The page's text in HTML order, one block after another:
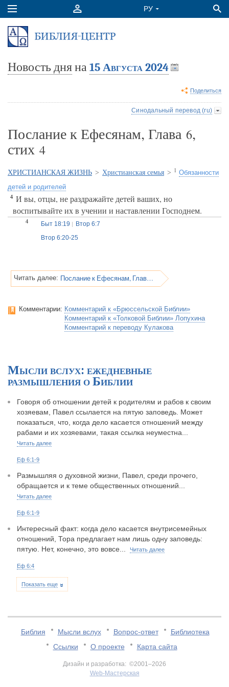
Новость дняна15 Августа 2024
Поделиться
Синодальный перевод (ru)
Послание к Ефесянам, Глава 6,
стих 4
ХРИСТИАНСКАЯ ЖИЗНЬ > Христианская семья > 1 Обязанности
детей и родителей
4 И вы, отцы, не раздражайте детей ваших, но
воспитывайте их в учении и наставлении Господнем.
4 Быт 18:19
Втор 6:7
Втор 6:20-25
Читать далее: Послание к Ефесянам, Глава 6
Комментарии: Комментарий к «Брюссельской Библии»
Комментарий к «Толковой Библии» Лопухина
Комментарий к переводу Кулакова
Мысли вслух: ежедневные
размышления о Библии
Говоря об отношении детей к родителям и рабов к своим
хозяевам, Павел ссылается на пятую заповедь. Может
показаться, что, когда дело касается отношений между
рабами и их хозяевами, такая ссылка неуместна...
Читать далее
Еф 6:1-9
Размышляя о духовной жизни, Павел, среди прочего,
обращается и к теме общественных отношений...
Читать далее
Еф 6:1-9
Интересный факт: когда дело касается внутрисемейных
отношений, Тора предлагает нам лишь одну заповедь:
пятую. Нет, конечно, это вовсе...
Читать далее
Еф 6:4
Показать еще
Библия Мысли вслух Вопрос-ответ
Библиотека
Ссылки
О проекте Карта сайта
Дизайн и разработка: ©2001–2026
Web-Мастерская